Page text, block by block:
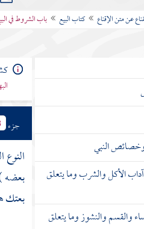
عن متن الإقناع كتاب البيع باب الشروط في
النبي
الأكل والشرب وما يتعلق
جزء
بعضه
بعتك